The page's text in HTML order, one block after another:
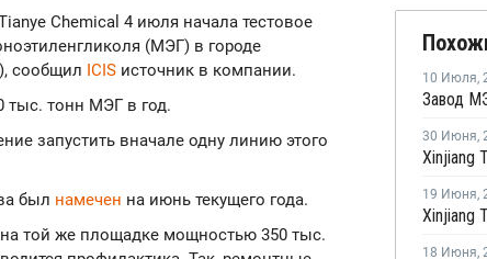
Chemical 4 июля начала тестовое
(МЭГ) в городе
сообщил ICIS источник в компании.
тыс. тонн МЭГ в год.
запустить вначале одну линию этого
был намечен на июнь текущего года.
той же площадке мощностью 350 тыс.
10 Июля,
30 Июня,
19 Июня,
18 Июня,